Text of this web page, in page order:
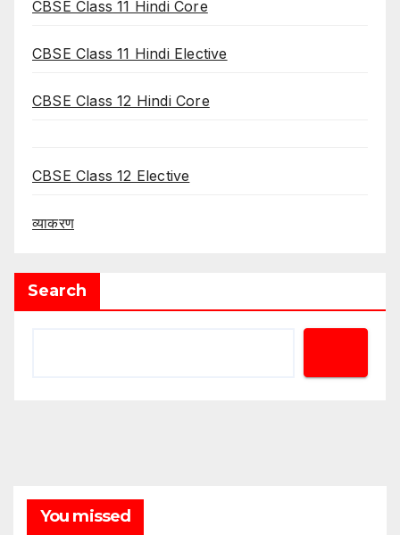
CBSE Class 11 Hindi Core
CBSE Class 11 Hindi Elective
CBSE Class 12 Hindi Core
CBSE Class 12 Elective
व्याकरण
Search
You missed